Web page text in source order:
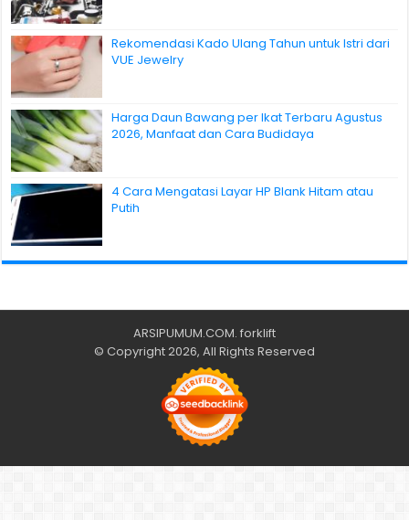
Rekomendasi Kado Ulang Tahun untuk Istri dari
VUE Jewelry
Harga Daun Bawang per Ikat Terbaru Agustus
2026, Manfaat dan Cara Budidaya
4 Cara Mengatasi Layar HP Blank Hitam atau
Putih
ARSIPUMUM.COM. forklift
© Copyright 2026, All Rights Reserved